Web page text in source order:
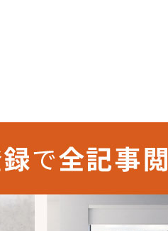
社と技術提携しています。製
部分を国内の仕様に合わせて
進めています。